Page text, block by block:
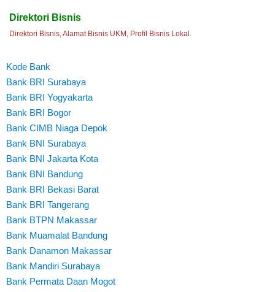
Direktori Bisnis
Direktori Bisnis, Alamat Bisnis UKM, Profil Bisnis Lokal.
Kode Bank
Bank BRI Surabaya
Bank BRI Yogyakarta
Bank BRI Bogor
Bank CIMB Niaga Depok
Bank BNI Surabaya
Bank BNI Jakarta Kota
Bank BNI Bandung
Bank BRI Bekasi Barat
Bank BRI Tangerang
Bank BTPN Makassar
Bank Muamalat Bandung
Bank Danamon Makassar
Bank Mandiri Surabaya
Bank Permata Daan Mogot